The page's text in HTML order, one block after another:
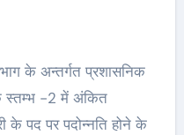
के अन्तर्गत प्रशासनिक
के स्तम्भ -2 में अंकित
के पद पर पदोन्नति होने के